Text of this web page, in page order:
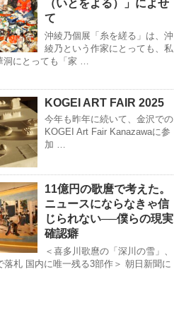
（いとをよる）」によせ
て
沖綾乃個展「糸を縒る」は、沖
綾乃という作家にとっても、私
洞にとっても「家 …
KOGEI ART FAIR 2025
今年も昨年に続いて、金沢での
KOGEI Art Fair Kanazawaに参
加 …
11億円の歌麿で考えた。
ニュースにならなきゃ信
じられない──僕らの現実
確認癖
＜喜多川歌麿の「深川の雪」、
落札 国内に唯一残る3部作＞ 朝日新聞に